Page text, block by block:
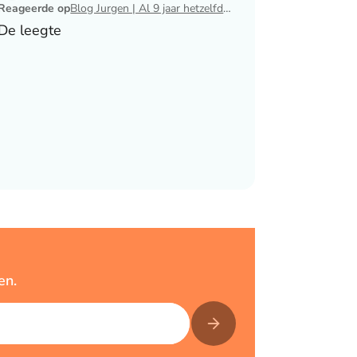
op Blog Jurgen | Al 9 jaar hetzelfde avondritueel
leegte